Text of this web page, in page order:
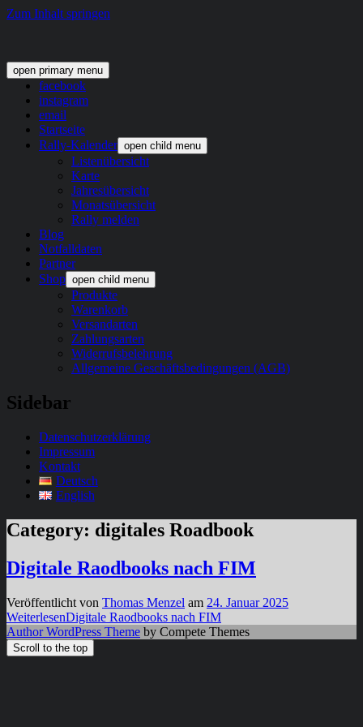
Zum Inhalt springen
open primary menu
facebook
instagram
email
Startseite
Rally-Kalender open child menu
Listenübersicht
Karte
Jahresübersicht
Monatsübersicht
Rally melden
Blog
Notfalldaten
Partner
Shop open child menu
Produkte
Warenkorb
Versandarten
Zahlungsarten
Widerrufsbelehrung
Allgemeine Geschäftsbedingungen (AGB)
Sidebar
Datenschutzerklärung
Impressum
Kontakt
Deutsch
English
Category: digitales Roadbook
Digitale Raodbooks nach FIM
Veröffentlicht von Thomas Menzel am 24. Januar 2025
WeiterlesenDigitale Raodbooks nach FIM
Author WordPress Theme by Compete Themes
Scroll to the top